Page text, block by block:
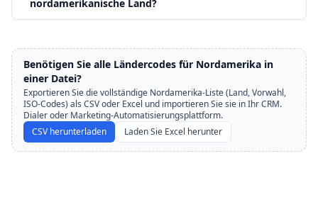
nordamerikanische Land?
Benötigen Sie alle Ländercodes für Nordamerika in
einer Datei?
Exportieren Sie die vollständige Nordamerika-Liste (Land, Vorwahl,
ISO-Codes) als CSV oder Excel und importieren Sie sie in Ihr CRM.
Dialer oder Marketing-Automatisierungsplattform.
CSV herunterladen
Laden Sie Excel herunter